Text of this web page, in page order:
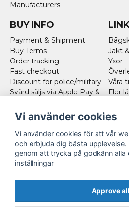
Manufacturers
BUY INFO
Payment & Shipment
Buy Terms
Order tracking
Fast checkout
Discount for police/military
Svärd säljs via Apple Pay &
Norweigan customers
Cookies
Jakt
Yxor
Våra
Fler
FOLLOW US
Facebook
Instagram
Youtube
Vi använder cookies
Vi använder cookies för att vår
och erbjuda dig bästa
genom att trycka på godkänn alla
inställningar
Approve all